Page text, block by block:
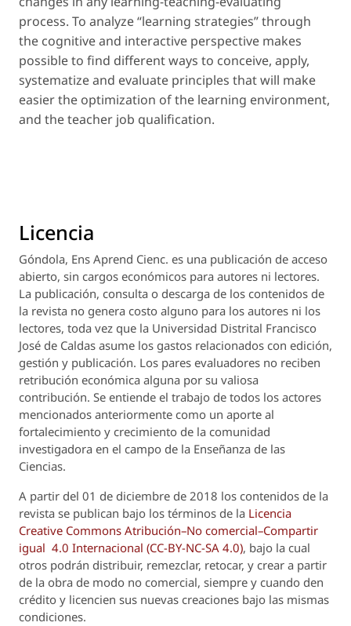
process. To analyze “learning strategies” through
the cognitive and interactive perspective makes
possible to find different ways to conceive, apply,
systematize and evaluate principles that will make
easier the optimization of the learning environment,
and the teacher job qualification.
Licencia
Góndola, Ens Aprend Cienc. es una publicación de acceso
abierto, sin cargos económicos para autores ni lectores.
La publicación, consulta o descarga de los contenidos de
la revista no genera costo alguno para los autores ni los
lectores, toda vez que la Universidad Distrital Francisco
José de Caldas asume los gastos relacionados con edición,
gestión y publicación. Los pares evaluadores no reciben
retribución económica alguna por su valiosa
contribución. Se entiende el trabajo de todos los actores
mencionados anteriormente como un aporte al
fortalecimiento y crecimiento de la comunidad
investigadora en el campo de la Enseñanza de las
Ciencias.
A partir del 01 de diciembre de 2018 los contenidos de la
revista se publican bajo los términos de la Licencia
Creative Commons Atribución–No comercial–Compartir
igual 4.0 Internacional (CC-BY-NC-SA 4.0), bajo la cual
otros podrán distribuir, remezclar, retocar, y crear a partir
de la obra de modo no comercial, siempre y cuando den
crédito y licencien sus nuevas creaciones bajo las mismas
condiciones.